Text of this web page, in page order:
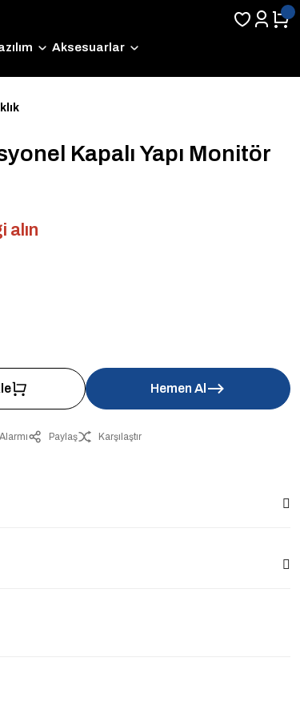
Aksesuarlar
Kapalı Yapı Monitör
alın
Hemen Al
Paylaş Karşılaştır